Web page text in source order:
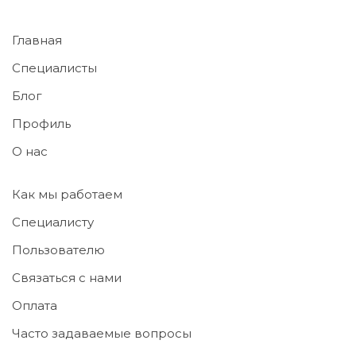
Главная
Специалисты
Блог
Профиль
О нас
Как мы работаем
Специалисту
Пользователю
Связаться с нами
Оплата
Часто задаваемые вопросы